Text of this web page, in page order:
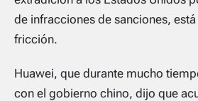
de infracciones de sanciones,
fricción.
Huawei, que durante mucho
con el gobierno chino, dijo que